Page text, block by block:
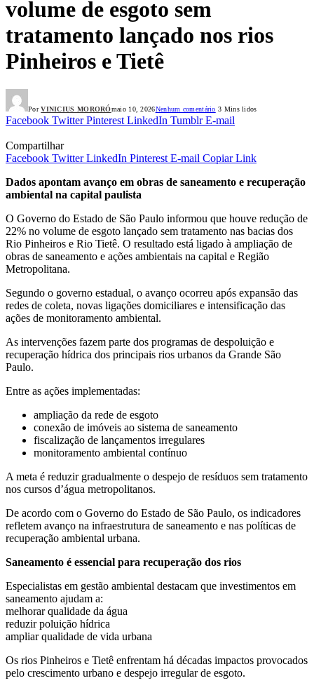
volume de esgoto sem
tratamento lançado nos rios
Pinheiros e Tietê
Por VINICIUS MORORÓmaio 10, 2026Nenhum comentário 3 Mins lidos
Facebook Twitter Pinterest LinkedIn Tumblr E-mail
Compartilhar
Facebook Twitter LinkedIn Pinterest E-mail Copiar Link
Dados apontam avanço em obras de saneamento e recuperação
ambiental na capital paulista
O Governo do Estado de São Paulo informou que houve redução de
22% no volume de esgoto lançado sem tratamento nas bacias dos
Rio Pinheiros e Rio Tietê. O resultado está ligado à ampliação de
obras de saneamento e ações ambientais na capital e Região
Metropolitana.
Segundo o governo estadual, o avanço ocorreu após expansão das
redes de coleta, novas ligações domiciliares e intensificação das
ações de monitoramento ambiental.
As intervenções fazem parte dos programas de despoluição e
recuperação hídrica dos principais rios urbanos da Grande São
Paulo.
Entre as ações implementadas:
ampliação da rede de esgoto
conexão de imóveis ao sistema de saneamento
fiscalização de lançamentos irregulares
monitoramento ambiental contínuo
A meta é reduzir gradualmente o despejo de resíduos sem tratamento
nos cursos d’água metropolitanos.
De acordo com o Governo do Estado de São Paulo, os indicadores
refletem avanço na infraestrutura de saneamento e nas políticas de
recuperação ambiental urbana.
Saneamento é essencial para recuperação dos rios
Especialistas em gestão ambiental destacam que investimentos em
saneamento ajudam a:
melhorar qualidade da água
reduzir poluição hídrica
ampliar qualidade de vida urbana
Os rios Pinheiros e Tietê enfrentam há décadas impactos provocados
pelo crescimento urbano e despejo irregular de esgoto.